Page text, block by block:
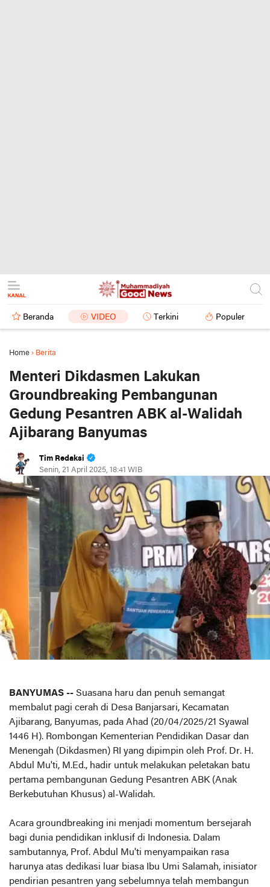
Beranda VIDEO Terkini Populer
Home › Berita
Menteri Dikdasmen Lakukan
Groundbreaking Pembangunan
Gedung Pesantren ABK al-Walidah
Ajibarang Banyumas
Tim Redaksi
Senin, 21 April 2025, 18:41 WIB
BANYUMAS -- Suasana haru dan penuh semangat
membalut pagi cerah di Desa Banjarsari, Kecamatan
Ajibarang, Banyumas, pada Ahad (20/04/2025/21 Syawal
1446 H). Rombongan Kementerian Pendidikan Dasar dan
Menengah (Dikdasmen) RI yang dipimpin oleh Prof. Dr. H.
Abdul Mu'ti, M.Ed., hadir untuk melakukan peletakan batu
pertama pembangunan Gedung Pesantren ABK (Anak
Berkebutuhan Khusus) al-Walidah.
Acara groundbreaking ini menjadi momentum bersejarah
bagi dunia pendidikan inklusif di Indonesia. Dalam
sambutannya, Prof. Abdul Mu'ti menyampaikan rasa
harunya atas dedikasi luar biasa Ibu Umi Salamah, inisiator
pendirian pesantren yang sebelumnya telah membangun